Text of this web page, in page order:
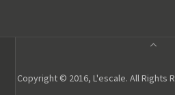
Copyright © 2016, L'escale. All Rights